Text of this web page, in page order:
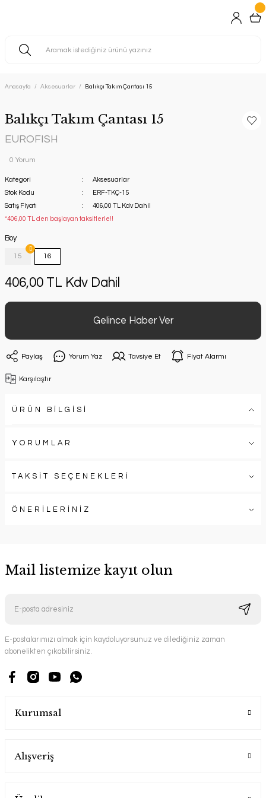
Anasayfa Aksesuarlar Balıkçı Takım Çantası 15
Balıkçı Takım Çantası 15
EUROFISH
0 Yorum
Kategori
Aksesuarlar
Stok Kodu
ERF-TKÇ-15
Satış Fiyatı
406,00 TL Kdv Dahil
*406,00 TL den başlayan taksitlerle!!
Boy
15 16
406,00 TL Kdv Dahil
Gelince Haber Ver
Paylaş Yorum Yaz Tavsiye Et Fiyat Alarmı
Karşılaştır
ÜRÜN BİLGİSİ
YORUMLAR
TAKSİT SEÇENEKLERİ
ÖNERİLERİNİZ
Mail listemize kayıt olun
E-postalarımızı almak için kaydoluyorsunuz ve dilediğiniz zaman
abonelikten çıkabilirsiniz.
Kurumsal
Alışveriş